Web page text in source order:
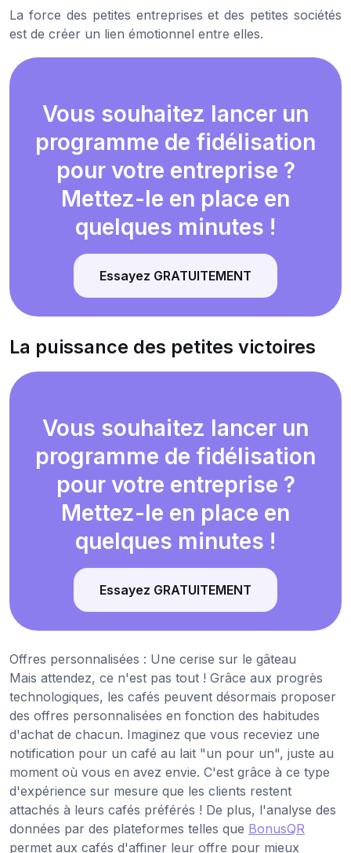
La force des petites entreprises et des petites sociétés
est de créer un lien émotionnel entre elles.
Vous souhaitez lancer un
programme de fidélisation
pour votre entreprise ?
Mettez-le en place en
quelques minutes !
Essayez GRATUITEMENT
La puissance des petites victoires
Vous souhaitez lancer un
programme de fidélisation
pour votre entreprise ?
Mettez-le en place en
quelques minutes !
Essayez GRATUITEMENT
Offres personnalisées : Une cerise sur le gâteau
Mais attendez, ce n'est pas tout ! Grâce aux progrès
technologiques, les cafés peuvent désormais proposer
des offres personnalisées en fonction des habitudes
d'achat de chacun. Imaginez que vous receviez une
notification pour un café au lait "un pour un", juste au
moment où vous en avez envie. C'est grâce à ce type
d'expérience sur mesure que les clients restent
attachés à leurs cafés préférés ! De plus, l'analyse des
données par des plateformes telles que BonusQR
permet aux cafés d'affiner leur offre pour mieux